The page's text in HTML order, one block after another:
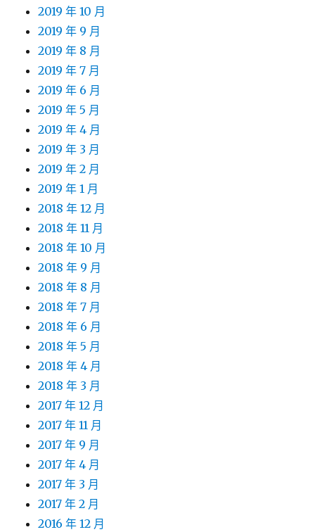
2019 年 10 月
2019 年 9 月
2019 年 8 月
2019 年 7 月
2019 年 6 月
2019 年 5 月
2019 年 4 月
2019 年 3 月
2019 年 2 月
2019 年 1 月
2018 年 12 月
2018 年 11 月
2018 年 10 月
2018 年 9 月
2018 年 8 月
2018 年 7 月
2018 年 6 月
2018 年 5 月
2018 年 4 月
2018 年 3 月
2017 年 12 月
2017 年 11 月
2017 年 9 月
2017 年 4 月
2017 年 3 月
2017 年 2 月
2016 年 12 月